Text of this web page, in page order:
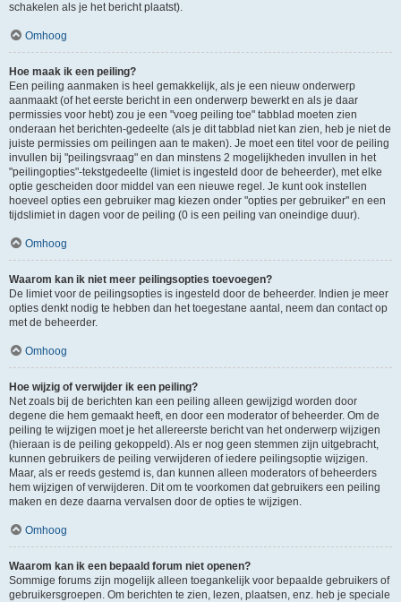
schakelen als je het bericht plaatst).
Omhoog
Hoe maak ik een peiling?
Een peiling aanmaken is heel gemakkelijk, als je een nieuw onderwerp
aanmaakt (of het eerste bericht in een onderwerp bewerkt en als je daar
permissies voor hebt) zou je een "voeg peiling toe" tabblad moeten zien
onderaan het berichten-gedeelte (als je dit tabblad niet kan zien, heb je niet de
juiste permissies om peilingen aan te maken). Je moet een titel voor de peiling
invullen bij "peilingsvraag" en dan minstens 2 mogelijkheden invullen in het
"peilingopties"-tekstgedeelte (limiet is ingesteld door de beheerder), met elke
optie gescheiden door middel van een nieuwe regel. Je kunt ook instellen
hoeveel opties een gebruiker mag kiezen onder "opties per gebruiker" en een
tijdslimiet in dagen voor de peiling (0 is een peiling van oneindige duur).
Omhoog
Waarom kan ik niet meer peilingsopties toevoegen?
De limiet voor de peilingsopties is ingesteld door de beheerder. Indien je meer
opties denkt nodig te hebben dan het toegestane aantal, neem dan contact op
met de beheerder.
Omhoog
Hoe wijzig of verwijder ik een peiling?
Net zoals bij de berichten kan een peiling alleen gewijzigd worden door
degene die hem gemaakt heeft, en door een moderator of beheerder. Om de
peiling te wijzigen moet je het allereerste bericht van het onderwerp wijzigen
(hieraan is de peiling gekoppeld). Als er nog geen stemmen zijn uitgebracht,
kunnen gebruikers de peiling verwijderen of iedere peilingsoptie wijzigen.
Maar, als er reeds gestemd is, dan kunnen alleen moderators of beheerders
hem wijzigen of verwijderen. Dit om te voorkomen dat gebruikers een peiling
maken en deze daarna vervalsen door de opties te wijzigen.
Omhoog
Waarom kan ik een bepaald forum niet openen?
Sommige forums zijn mogelijk alleen toegankelijk voor bepaalde gebruikers of
gebruikersgroepen. Om berichten te zien, lezen, plaatsen, enz. heb je speciale